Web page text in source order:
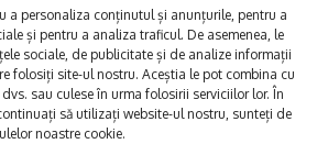
a personaliza conținutul și anunțurile, pentru a
și pentru a analiza traficul. De asemenea, le
sociale, de publicitate și de analize informații
folosiți site-ul nostru. Aceștia le pot combina cu
sau culese în urma folosirii serviciilor lor. În
să utilizați website-ul nostru, sunteți de
noastre cookie.
mari
Afaceri și meșteșuguri
Actualitate